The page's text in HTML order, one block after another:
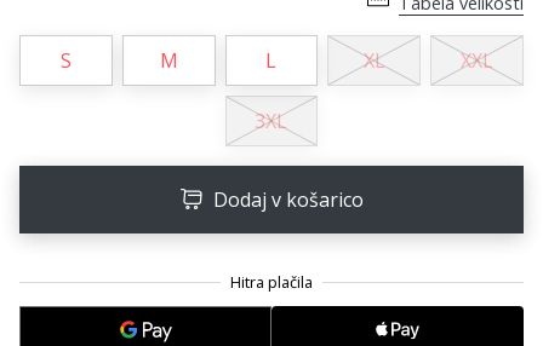
svojo
stran
online
forum?
S M L XL XXL
3XL
Dodaj v košarico